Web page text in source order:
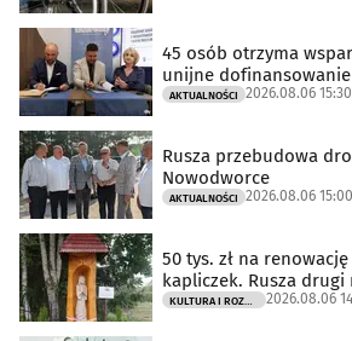
45 osób otrzyma
unijne dofinansowanie
AKTUALNOŚCI 2026.08.06 15:30
Rusza przebudowa
Nowodworce
AKTUALNOŚCI 2026.08.06 15:00
50 tys. zł na
kapliczek. Rusza drugi
2026.08.06